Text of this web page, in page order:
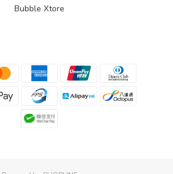
Bubble Xtore